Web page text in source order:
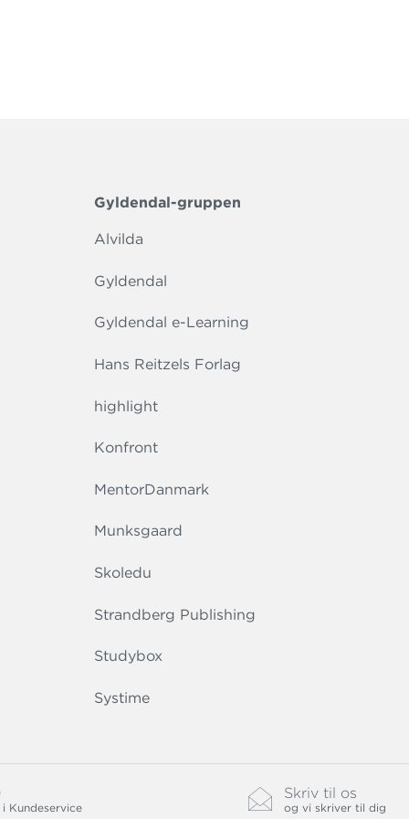
Gyldendal-gruppen
Alvilda
Gyldendal
Gyldendal e-Learning
Hans Reitzels Forlag
highlight
Konfront
MentorDanmark
Munksgaard
Skoledu
Strandberg Publishing
Studybox
Systime
Kundeservice
Skriv til os
og vi skriver til dig